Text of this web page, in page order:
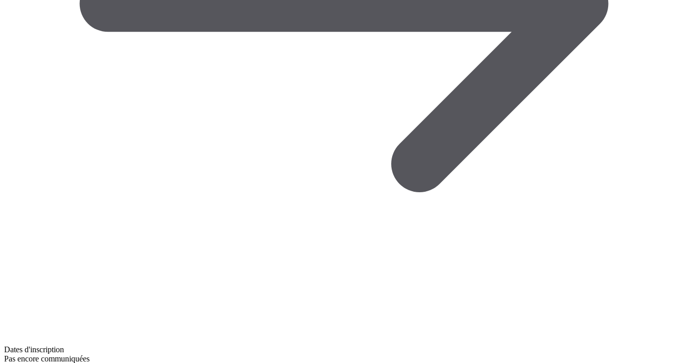
Dates d'inscription
Pas encore communiquées